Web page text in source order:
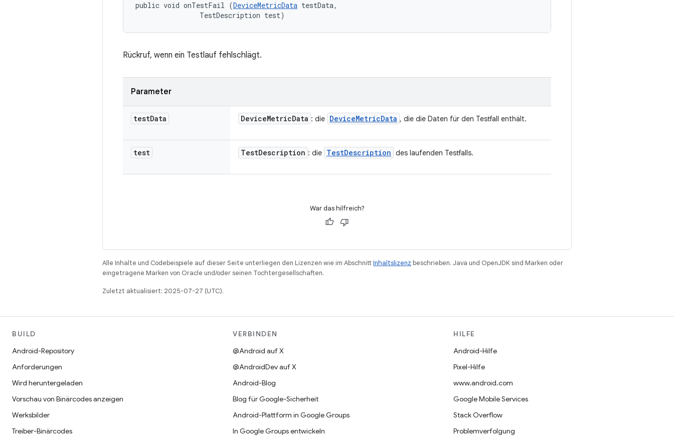
public void onTestFail (DeviceMetricData testData,
                TestDescription test)
Rückruf, wenn ein Testlauf fehlschlägt.
Parameter
testData DeviceMetricData : die DeviceMetricData , die die Daten für den Testfall enthält.
test TestDescription : die TestDescription des laufenden Testfalls.
War das hilfreich?
Alle Inhalte und Codebeispiele auf dieser Seite unterliegen den Lizenzen wie im AbschnittInhaltslizenz beschrieben. Java und OpenJDK sind Marken oder
eingetragene Marken von Oracle und/oder seinen Tochtergesellschaften.
Zuletzt aktualisiert: 2025-07-27 (UTC).
BUILD
Android-Repository
Anforderungen
Wird heruntergeladen
Vorschau von Binärcodes anzeigen
Werksbilder
Treiber-Binärcodes
VERBINDEN
@Android auf X
@AndroidDev auf X
Android-Blog
Blog für Google-Sicherheit
Android-Plattform in Google Groups
In Google Groups entwickeln
HILFE
Android-Hilfe
Pixel-Hilfe
www.android.com
Google Mobile Services
Stack Overflow
Problemverfolgung